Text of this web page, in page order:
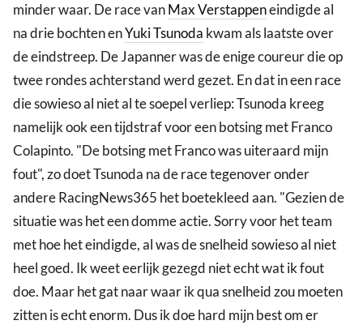
minder waar. De race vanMax Verstappeneindigde al
na drie bochten enYuki Tsunoda kwam als laatste over
de eindstreep. De Japanner was de enige coureur die op
twee rondes achterstand werd gezet. En dat in een race
die sowieso al niet al te soepel verliep: Tsunoda kreeg
namelijk ook een tijdstraf voor een botsing met Franco
Colapinto. "De botsing met Franco was uiteraard mijn
fout", zo doet Tsunoda na de race tegenover onder
andere RacingNews365 het boetekleed aan. "Gezien de
situatie was het een domme actie. Sorry voor het team
met hoe het eindigde, al was de snelheid sowieso al niet
heel goed. Ik weet eerlijk gezegd niet echt wat ik fout
doe. Maar het gat naar waar ik qua snelheid zou moeten
zitten is echt enorm. Dus ik doe hard mijn best om er